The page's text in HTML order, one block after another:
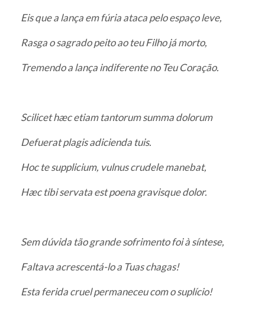
Eis que a lança em fúria ataca pelo espaço leve,
Rasga o sagrado peito ao teu Filho já morto,
Tremendo a lança indiferente no Teu Coração.
Scilicet hæc etiam tantorum summa dolorum
Defuerat plagis adicienda tuis.
Hoc te supplicium, vulnus crudele manebat,
Hæc tibi servata est poena gravisque dolor.
Sem dúvida tão grande sofrimento foi à síntese,
Faltava acrescentá-lo a Tuas chagas!
Esta ferida cruel permaneceu com o suplício!